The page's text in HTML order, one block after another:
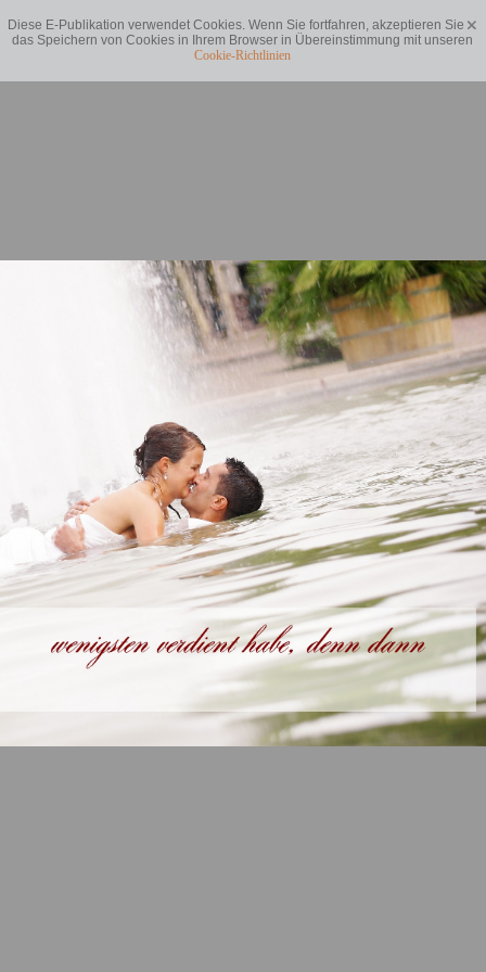
Diese E-Publikation verwendet Cookies. Wenn Sie fortfahren, akzeptieren Sie
das Speichern von Cookies in Ihrem Browser in Übereinstimmung mit unseren
Cookie-Richtlinien